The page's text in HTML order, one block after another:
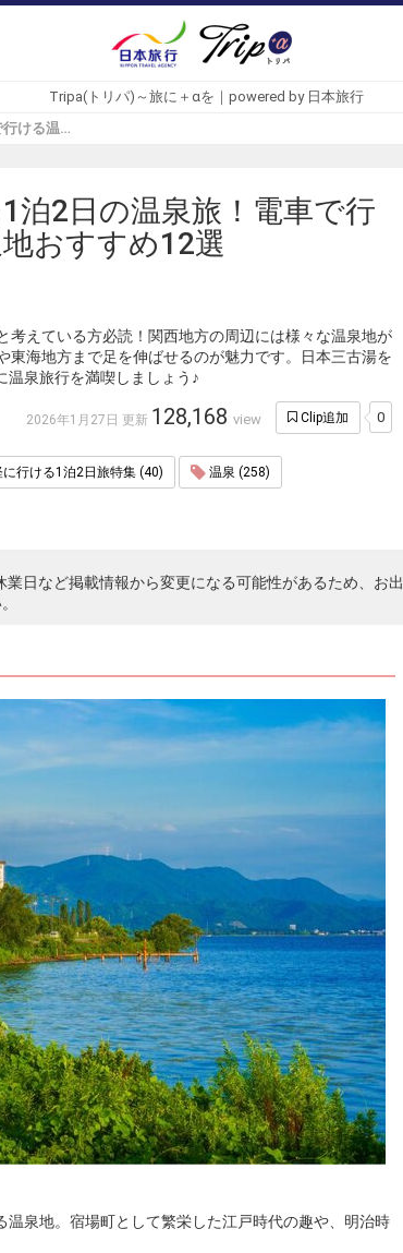
Tripa(トリパ)～旅に＋αを｜powered by 日本旅行
関西から1泊2日の温泉旅！電車で行ける温泉地おすすめ12選 - Tripa(トリパ)
泊2日の温泉旅！電車で行
おすすめ12選
考えている方必読！関西地方の周辺には様々な温泉地が
東海地方まで足を伸ばせるのが魅力です。日本三古湯を
温泉旅行を満喫しましょう♪
2026年1月27日 更新 128,168view Clip追加 0
に行ける1泊2日旅特集 (40) 温泉 (258)
日など掲載情報から変更になる可能性があるため、お出
温泉地。宿場町として繁栄した江戸時代の趣や、明治時